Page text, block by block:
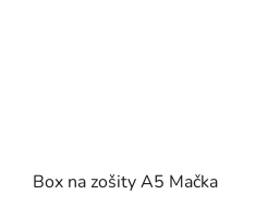
Box na zošity A5 Mačka